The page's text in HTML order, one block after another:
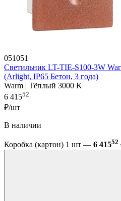
051051
Светильник LT-TIE-S100-3W
(Arlight, IP65 Бетон, 3 года)
Warm | Тёплый 3000 K
6 41552
₽/шт
В наличии
Коробка (картон) 1 шт — 6 41552